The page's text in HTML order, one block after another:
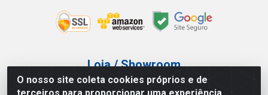
O nosso site coleta cookies próprios e de
Loja / Showroom
Tel.: (11) 3227-0546